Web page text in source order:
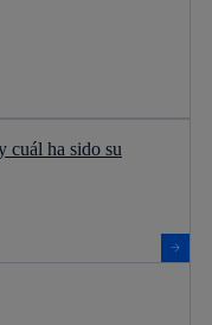
cuál ha sido su